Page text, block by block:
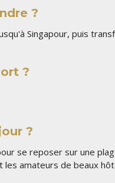
?
Singapour, puis
?
?
se reposer sur une
amateurs de beaux